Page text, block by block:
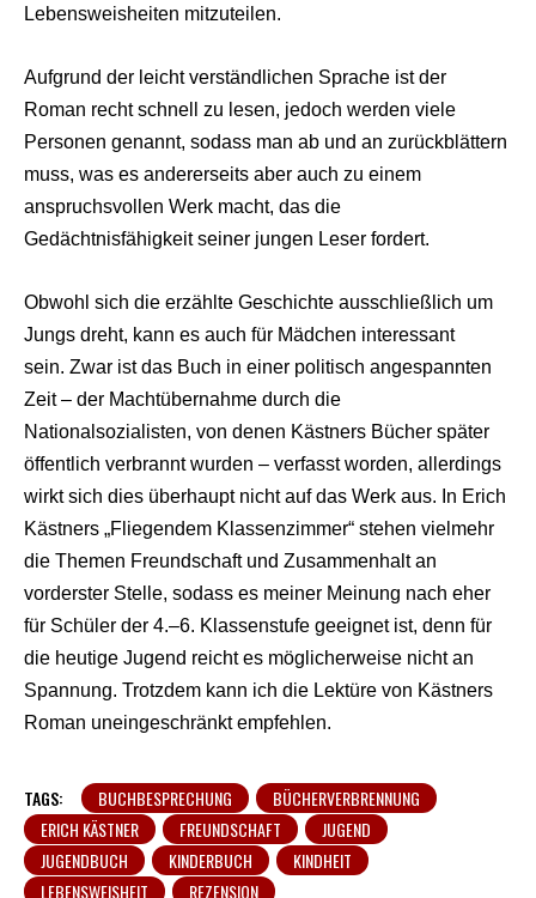
Lebensweisheiten mitzuteilen.
Aufgrund der leicht verständlichen Sprache ist der
Roman recht schnell zu lesen, jedoch werden viele
Personen genannt, sodass man ab und an zurückblättern
muss, was es andererseits aber auch zu einem
anspruchsvollen Werk macht, das die
Gedächtnisfähigkeit seiner jungen Leser fordert.
Obwohl sich die erzählte Geschichte ausschließlich um
Jungs dreht, kann es auch für Mädchen interessant
sein. Zwar ist das Buch in einer politisch angespannten
Zeit – der Machtübernahme durch die
Nationalsozialisten, von denen Kästners Bücher später
öffentlich verbrannt wurden – verfasst worden, allerdings
wirkt sich dies überhaupt nicht auf das Werk aus. In Erich
Kästners „Fliegendem Klassenzimmer“ stehen vielmehr
die Themen Freundschaft und Zusammenhalt an
vorderster Stelle, sodass es meiner Meinung nach eher
für Schüler der 4.–6. Klassenstufe geeignet ist, denn für
die heutige Jugend reicht es möglicherweise nicht an
Spannung. Trotzdem kann ich die Lektüre von Kästners
Roman uneingeschränkt empfehlen.
TAGS: BUCHBESPRECHUNG
BÜCHERVERBRENNUNG
ERICH KÄSTNER
FREUNDSCHAFT
JUGEND
JUGENDBUCH
KINDERBUCH
KINDHEIT
LEBENSWEISHEIT
REZENSION